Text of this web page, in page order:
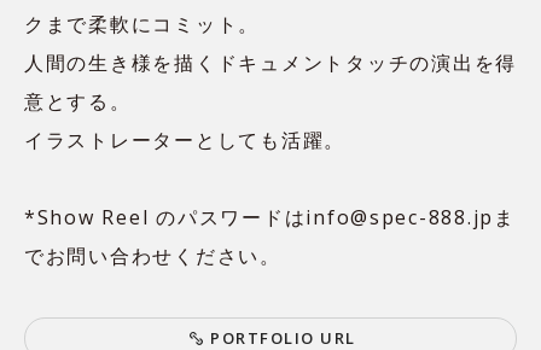
クまで柔軟にコミット。
人間の生き様を描くドキュメントタッチの演出を得
意とする。
イラストレーターとしても活躍。
*Show Reel のパスワードはinfo@spec-888.jpま
でお問い合わせください。
P ORTFOLIO U RL